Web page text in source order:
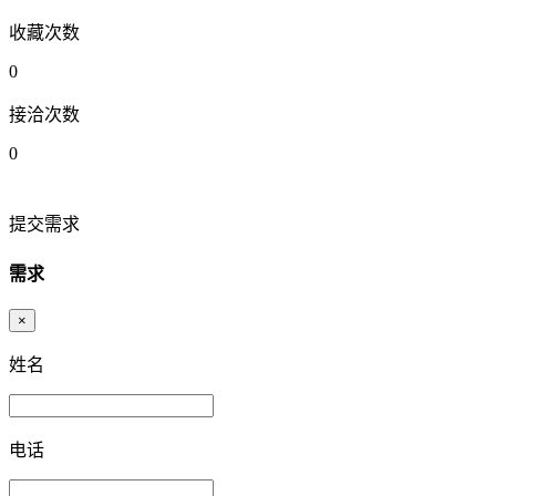
收藏次数
0
接洽次数
0
提交需求
需求
×
姓名
电话